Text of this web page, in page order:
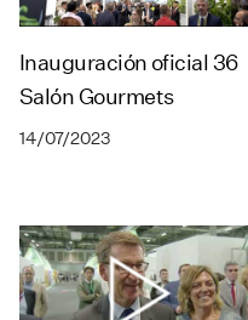
Inauguración oficial 36
Salón Gourmets
14/07/2023